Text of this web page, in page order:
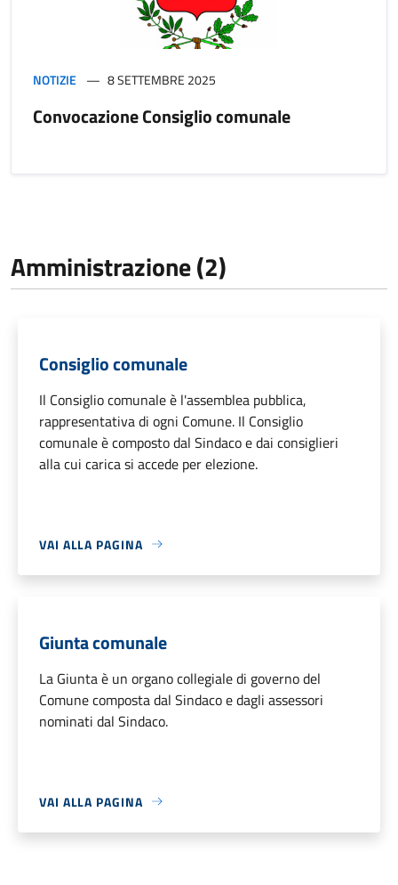
NOTIZIE 8 SETTEMBRE 2025
Convocazione Consiglio comunale
Amministrazione (2)
Consiglio comunale
Il Consiglio comunale è l'assemblea pubblica,
rappresentativa di ogni Comune. Il Consiglio
comunale è composto dal Sindaco e dai consiglieri
alla cui carica si accede per elezione.
VAI ALLA PAGINA
Giunta comunale
La Giunta è un organo collegiale di governo del
Comune composta dal Sindaco e dagli assessori
nominati dal Sindaco.
VAI ALLA PAGINA